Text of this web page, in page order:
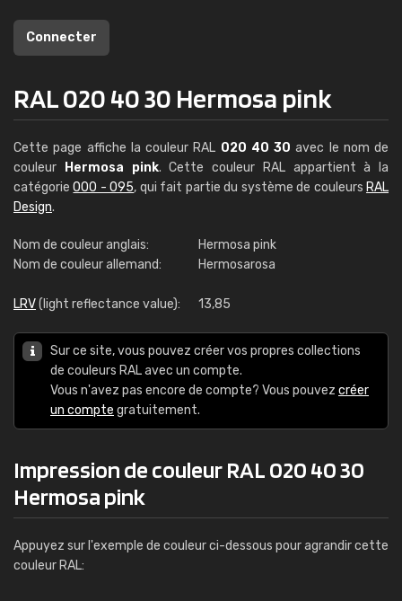
Connecter
RAL 020 40 30 Hermosa pink
Cette page affiche la couleur RAL 020 40 30 avec le nom de
couleur
Hermosa pink. Cette couleur RAL appartient à la
catégorie000 - 095, qui fait partie du système de couleurs RAL
Design.
Nom de couleur anglais:
Hermosa pink
Nom de couleur allemand:
Hermosarosa
LRV(light reflectance value): 13,85
Sur ce site, vous pouvez créer vos propres collections
de couleurs RAL avec un compte.
Vous n'avez pas encore de compte? Vous pouvez créer
un compte gratuitement.
Impression de couleur RAL 020 40 30
Hermosa pink
Appuyez sur l'exemple de couleur ci-dessous pour agrandir cette
couleur RAL: